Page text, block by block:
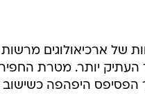
בחודשים יוני-נובמבר 2014 על-ידי צוות של ארכיאולוגים מרשות
העתיק יותר. מטרת
הפסיפס היפהפה כשישוב